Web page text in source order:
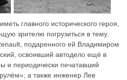
главного исторического героя,
зрителю погрузиться в тему.
подаренного ей Владимиром
освоивший автодело ещё в
и периодически печатавший
а также инженер Лев